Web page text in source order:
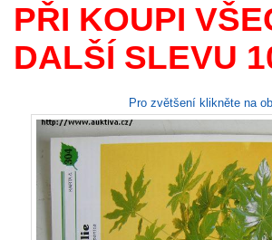
PŘI KOUPI
DALŠÍ SLEVU
Pro zvětšení klikněte na